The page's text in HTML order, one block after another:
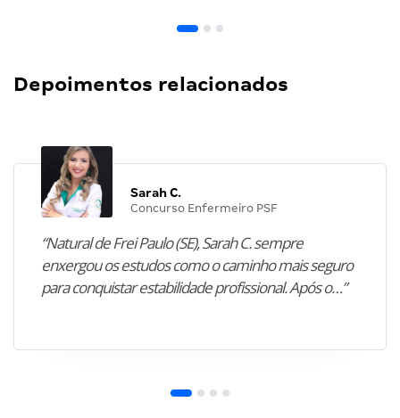
Depoimentos relacionados
Sarah C.
Concurso Enfermeiro PSF
“Natural de Frei Paulo (SE), Sarah C. sempre
enxergou os estudos como o caminho mais seguro
para conquistar estabilidade profissional. Após o…”